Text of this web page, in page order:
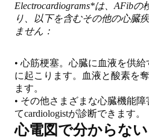
Electrocardiograms*は、AFib
り、以下を含むその他の心臓
ません：
• 心筋梗塞。心臓に血液を供
に起こります。血液と酸素を
ます。
• その他さまざまな心臓機能
てcardiologistが診断できます。
心電図で分からな